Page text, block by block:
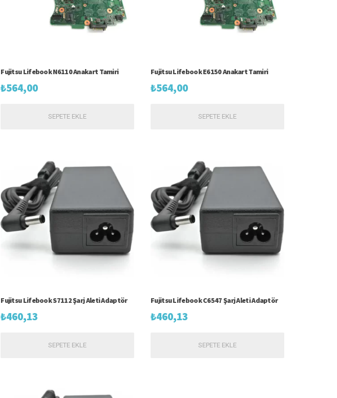
Fujitsu Lifebook N6110 Anakart Tamiri
₺564,00
SEPETE EKLE
Fujitsu Lifebook E6150 Anakart Tamiri
₺564,00
SEPETE EKLE
Fujitsu Lifebook S7112 Şarj Aleti Adaptör
₺460,13
SEPETE EKLE
Fujitsu Lifebook C6547 Şarj Aleti Adaptör
₺460,13
SEPETE EKLE